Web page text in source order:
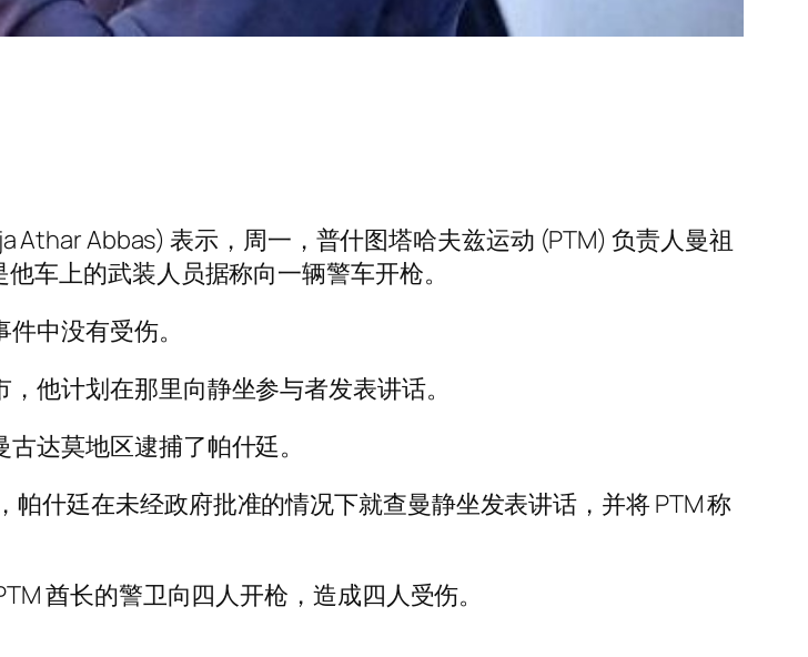
Athar Abbas) 表示，周一，普什图塔哈夫兹运动 (PTM) 负责人曼祖
车上的武装人员据称向一辆警车开枪。
中没有受伤。
他计划在那里向静坐参与者发表讲话。
达莫地区逮捕了帕什廷。
什廷在未经政府批准的情况下就查曼静坐发表讲话，并将 PTM 称
酋长的警卫向四人开枪，造成四人受伤。